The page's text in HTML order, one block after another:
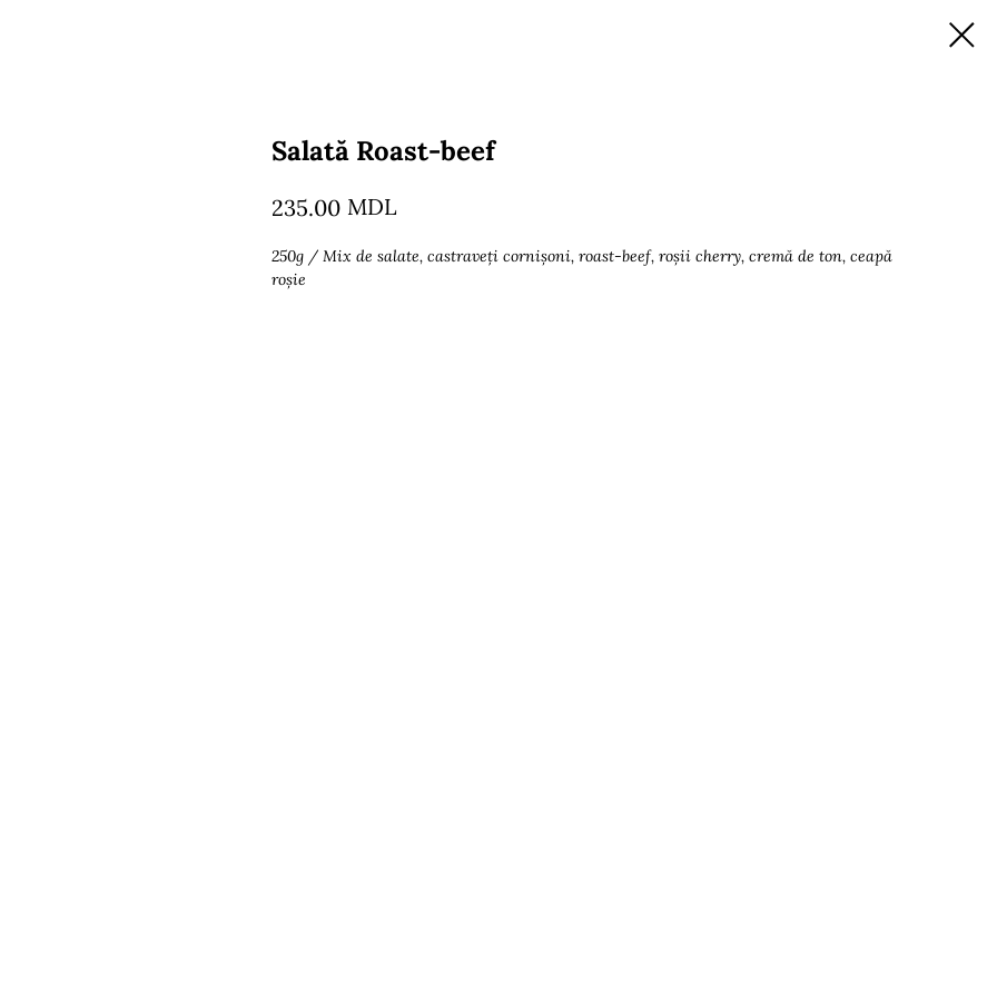
Salată Roast-beef
235.00 MDL
250g / Mix de salate, castraveți cornișoni, roast-beef, roșii cherry, cremă de ton, ceapă
roșie